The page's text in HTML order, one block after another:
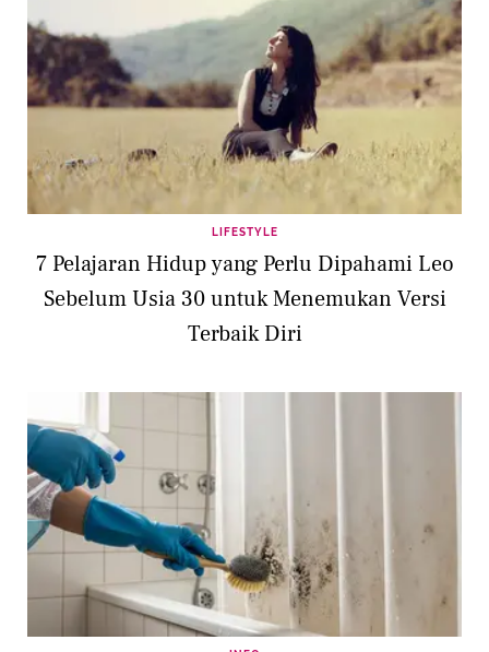
LIFESTYLE
7 Pelajaran Hidup yang Perlu Dipahami Leo
Sebelum Usia 30 untuk Menemukan Versi
Terbaik Diri